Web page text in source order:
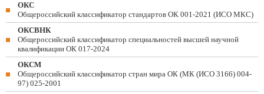
ОКС
Общероссийский классификатор стандартов ОК 001-2021 (ИСО МКС)
ОКСВНК
Общероссийский классификатор специальностей высшей научной
квалификации ОК 017-2024
ОКСМ
Общероссийский классификатор стран мира ОК (МК (ИСО 3166) 004-
97) 025-2001